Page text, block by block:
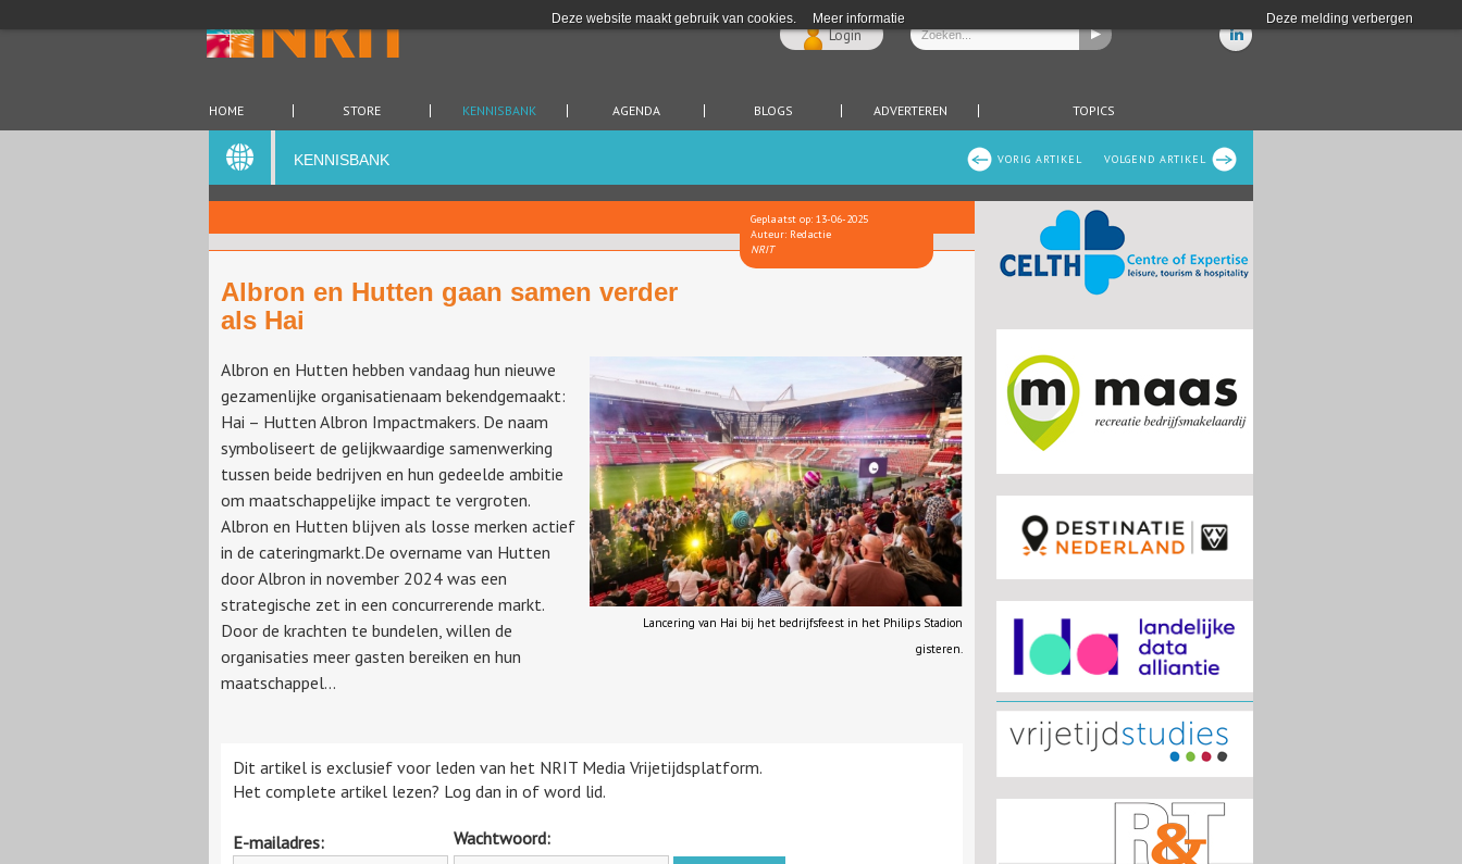
Deze website maakt gebruik van cookies. Meer informatie Deze melding verbergen
Login
HOME STORE KENNISBANK AGENDA BLOGS ADVERTEREN TOPICS
VOLGEND ARTIKEL
VORIG ARTIKEL
KENNISBANK
Geplaatst op: 13-06-2025
Auteur: Redactie
NRIT
Albron en Hutten gaan samen verder
als Hai
Lancering van Hai bij het bedrijfsfeest in het Philips Stadion
gisteren.
Albron en Hutten hebben vandaag hun nieuwe
gezamenlijke organisatienaam bekendgemaakt:
Hai – Hutten Albron Impactmakers. De naam
symboliseert de gelijkwaardige samenwerking
tussen beide bedrijven en hun gedeelde ambitie
om maatschappelijke impact te vergroten.
Albron en Hutten blijven als losse merken actief
in de cateringmarkt.De overname van Hutten
door Albron in november 2024 was een
strategische zet in een concurrerende markt.
Door de krachten te bundelen, willen de
organisaties meer gasten bereiken en hun
maatschappel...
Dit artikel is exclusief voor leden van het NRIT Media Vrijetijdsplatform.
Het complete artikel lezen? Log dan in of word lid.
E-mailadres: Wachtwoord: